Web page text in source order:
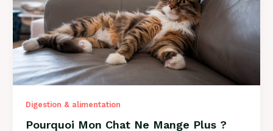
?
Guide
2026
Digestion & alimentation
Pourquoi Mon Chat Ne Mange Plus ?